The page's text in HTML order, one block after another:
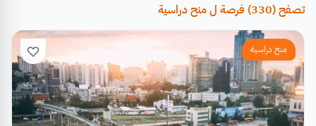
تصفح(
330
) فرصة لمنح دراسية
منح دراسية